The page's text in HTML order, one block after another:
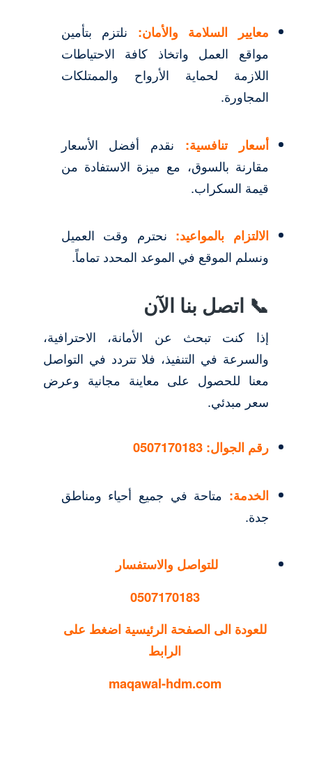
معايير السلامة والأمان: نلتزم بتأمين
مواقع العمل واتخاذ كافة الاحتياطات
اللازمة لحماية الأرواح والممتلكات
المجاورة.
أسعار تنافسية: نقدم أفضل الأسعار
مقارنة بالسوق، مع ميزة الاستفادة من
قيمة السكراب.
الالتزام بالمواعيد: نحترم وقت العميل
ونسلم الموقع في الموعد المحدد تماماً.
📞 اتصل بنا الآن
إذا كنت تبحث عن الأمانة، الاحترافية،
والسرعة في التنفيذ، فلا تتردد في التواصل
معنا للحصول على معاينة مجانية وعرض
سعر مبدئي.
رقم الجوال: 0507170183
الخدمة: متاحة في جميع أحياء ومناطق
جدة.
للتواصل والاستفسار
0507170183
للعودة الى الصفحة الرئيسية اضغط على
الرابط
maqawal-hdm.com